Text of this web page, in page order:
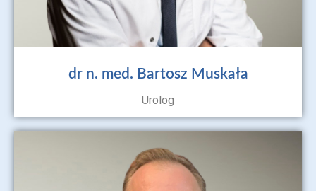
dr n. med. Bartosz Muskała
Urolog